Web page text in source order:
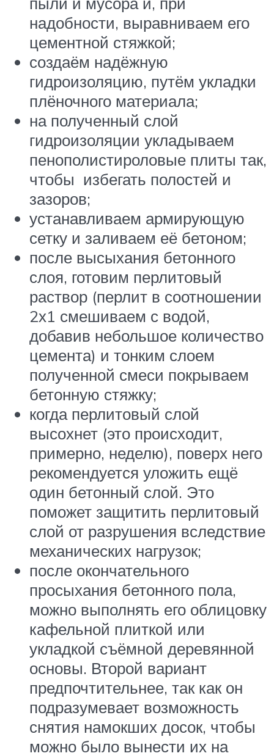
надобности, выравниваем его
цементной стяжкой;
создаём надёжную
гидроизоляцию, путём укладки
плёночного материала;
на полученный слой
гидроизоляции укладываем
пенополистироловые плиты так,
чтобы избегать полостей и
зазоров;
устанавливаем армирующую
сетку и заливаем её бетоном;
после высыхания бетонного
слоя, готовим перлитовый
раствор (перлит в соотношении
2х1 смешиваем с водой,
добавив небольшое количество
цемента) и тонким слоем
полученной смеси покрываем
бетонную стяжку;
когда перлитовый слой
высохнет (это происходит,
примерно, неделю), поверх него
рекомендуется уложить ещё
один бетонный слой. Это
поможет защитить перлитовый
слой от разрушения вследствие
механических нагрузок;
после окончательного
просыхания бетонного пола,
можно выполнять его облицовку
кафельной плиткой или
укладкой съёмной деревянной
основы. Второй вариант
предпочтительнее, так как он
подразумевает возможность
снятия намокших досок, чтобы
можно было вынести их на